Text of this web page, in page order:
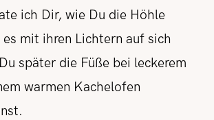
ich Dir, wie Du die Höhle
mit ihren Lichtern auf sich
später die Füße bei leckerem
warmen Kachelofen